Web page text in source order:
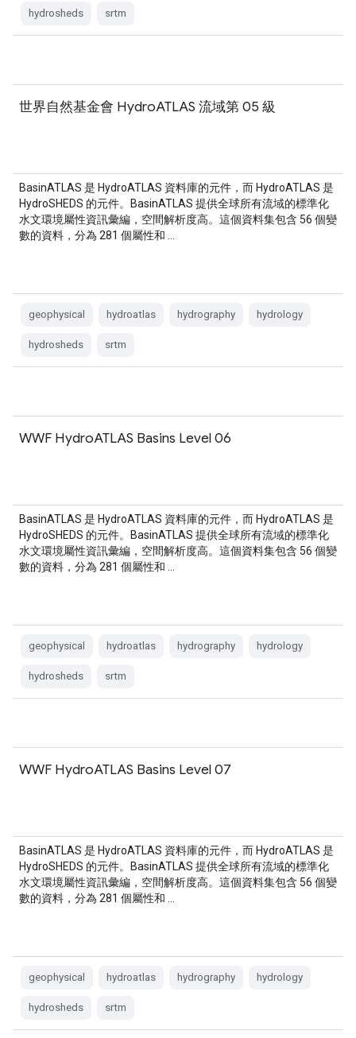
hydrosheds srtm
世界自然基金會 HydroATLAS 流域第 05 級
BasinATLAS 是 HydroATLAS 資料庫的元件，而 HydroATLAS 是
HydroSHEDS 的元件。BasinATLAS 提供全球所有流域的標準化
水文環境屬性資訊彙編，空間解析度高。這個資料集包含 56 個變
數的資料，分為 281 個屬性和 …
geophysical hydroatlas hydrography hydrology
hydrosheds srtm
WWF HydroATLAS Basins Level 06
BasinATLAS 是 HydroATLAS 資料庫的元件，而 HydroATLAS 是
HydroSHEDS 的元件。BasinATLAS 提供全球所有流域的標準化
水文環境屬性資訊彙編，空間解析度高。這個資料集包含 56 個變
數的資料，分為 281 個屬性和 …
geophysical hydroatlas hydrography hydrology
hydrosheds srtm
WWF HydroATLAS Basins Level 07
BasinATLAS 是 HydroATLAS 資料庫的元件，而 HydroATLAS 是
HydroSHEDS 的元件。BasinATLAS 提供全球所有流域的標準化
水文環境屬性資訊彙編，空間解析度高。這個資料集包含 56 個變
數的資料，分為 281 個屬性和 …
geophysical hydroatlas hydrography hydrology
hydrosheds srtm